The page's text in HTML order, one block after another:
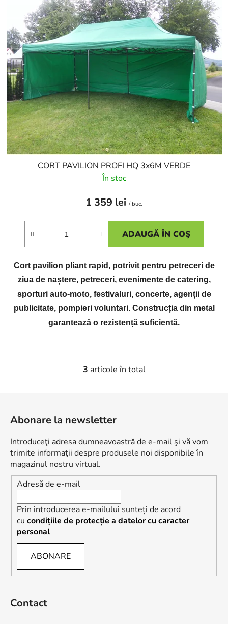
CORT PAVILION PROFI HQ 3x6M VERDE
În stoc
1 359 lei / buc.
ADAUGĂ ÎN COŞ
Cort pavilion pliant rapid, potrivit pentru petreceri de
ziua de naștere, petreceri, evenimente de catering,
sporturi auto-moto, festivaluri, concerte, agenții de
publicitate, pompieri voluntari. Construcția din metal
garantează o rezistență suficientă.
C
r
l
u
l
i
t
ă
r
3 articole în total
Abonare la newsletter
Introduceţi adresa dumneavoastră de e-mail şi vă vom
trimite informaţii despre produsele noi disponibile în
magazinul nostru virtual.
Adresă de e-mail
Prin introducerea e-mailului sunteți de acord
cu condițiile de protecție a datelor cu caracter
personal
ABONARE
Contact